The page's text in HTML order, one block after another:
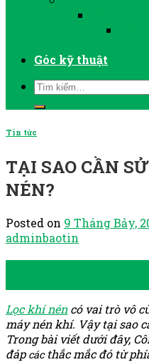
Góc kỹ thuật
Tin tức
TẠI SAO CẦN
NÉN?
Posted on 9 Tháng Bảy,
adminbaotin
Lọc khí néncó vai trò vô
máy nén khí. Vậy tại sao
Trong bài viết dưới đây,
đáp cácthắc mắc đó từ